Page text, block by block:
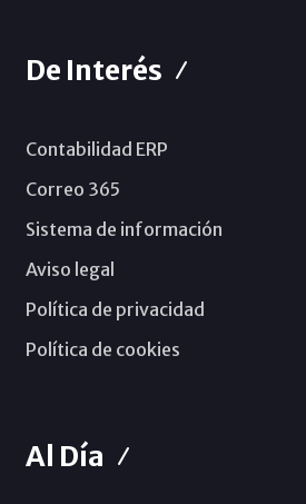
De Interés
Contabilidad ERP
Correo 365
Sistema de información
Aviso legal
Política de privacidad
Política de cookies
Al Día